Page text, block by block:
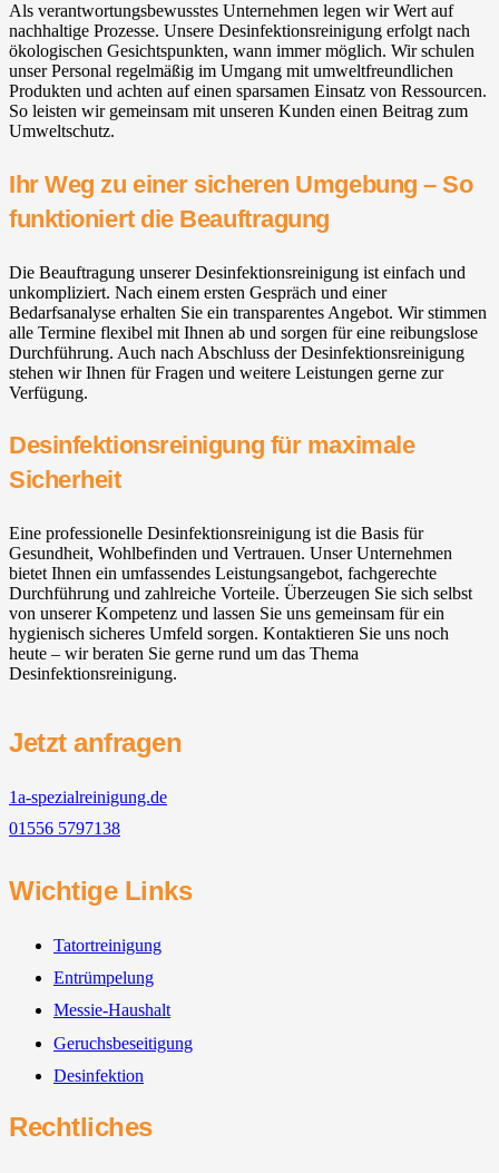
Als verantwortungsbewusstes Unternehmen legen wir Wert auf
nachhaltige Prozesse. Unsere Desinfektionsreinigung erfolgt nach
ökologischen Gesichtspunkten, wann immer möglich. Wir schulen
unser Personal regelmäßig im Umgang mit umweltfreundlichen
Produkten und achten auf einen sparsamen Einsatz von Ressourcen.
So leisten wir gemeinsam mit unseren Kunden einen Beitrag zum
Umweltschutz.
Ihr Weg zu einer sicheren Umgebung – So
funktioniert die Beauftragung
Die Beauftragung unserer Desinfektionsreinigung ist einfach und
unkompliziert. Nach einem ersten Gespräch und einer
Bedarfsanalyse erhalten Sie ein transparentes Angebot. Wir stimmen
alle Termine flexibel mit Ihnen ab und sorgen für eine reibungslose
Durchführung. Auch nach Abschluss der Desinfektionsreinigung
stehen wir Ihnen für Fragen und weitere Leistungen gerne zur
Verfügung.
Desinfektionsreinigung für maximale
Sicherheit
Eine professionelle Desinfektionsreinigung ist die Basis für
Gesundheit, Wohlbefinden und Vertrauen. Unser Unternehmen
bietet Ihnen ein umfassendes Leistungsangebot, fachgerechte
Durchführung und zahlreiche Vorteile. Überzeugen Sie sich selbst
von unserer Kompetenz und lassen Sie uns gemeinsam für ein
hygienisch sicheres Umfeld sorgen. Kontaktieren Sie uns noch
heute – wir beraten Sie gerne rund um das Thema
Desinfektionsreinigung.
Jetzt anfragen
1a-spezialreinigung.de
01556 5797138
Wichtige Links
Tatortreinigung
Entrümpelung
Messie-Haushalt
Geruchsbeseitigung
Desinfektion
Rechtliches